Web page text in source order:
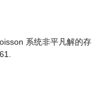
系统非平凡解的存